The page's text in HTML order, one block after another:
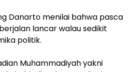
Danarto menilai bahwa pasca
lancar walau sedikit
politik.
Muhammadiyah yakni